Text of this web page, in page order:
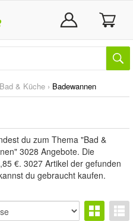
Bad & Küche › Badewannen
du zum Thema "Bad &
3028 Angebote. Die
€. 3027 Artikel der gefunden
du gebraucht kaufen.